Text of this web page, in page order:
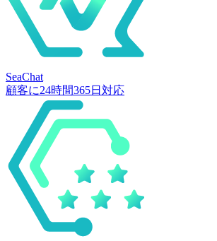
SeaChat
顧客に24時間365日対応